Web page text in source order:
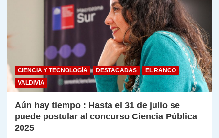
CIENCIA Y TECNOLOGÍA DESTACADAS
EL RANCO
VALDIVIA
Aún hay tiempo : Hasta el 31 de julio se
puede postular al concurso Ciencia Pública
2025